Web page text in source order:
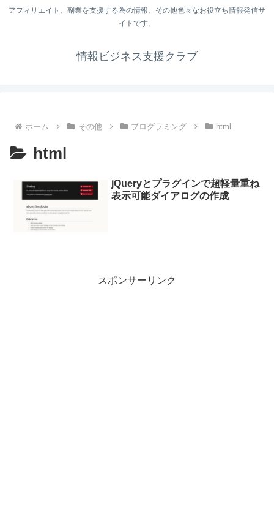
アフィリエイト、副業を支援する為の情報、その他色々なお役立ち情報発信サ
イトです。
情報ビジネス支援クラブ
ホーム その他 プログラミング html
html
jQueryとプラグインで超軽量重ね
表示可能ダイアログの作成
スポンサーリンク